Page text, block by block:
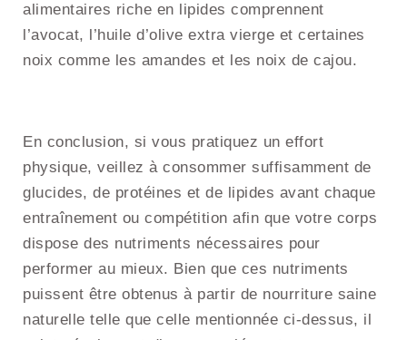
alimentaires riche en lipides comprennent
l’avocat, l’huile d’olive extra vierge et certaines
noix comme les amandes et les noix de cajou.
En conclusion, si vous pratiquez un effort
physique, veillez à consommer suffisamment de
glucides, de protéines et de lipides avant chaque
entraînement ou compétition afin que votre corps
dispose des nutriments nécessaires pour
performer au mieux. Bien que ces nutriments
puissent être obtenus à partir de nourriture saine
naturelle telle que celle mentionnée ci-dessus, il